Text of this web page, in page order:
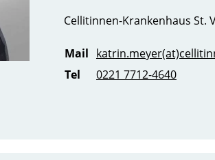
Cellitinnen-Krankenhaus St.
Mail
Tel
0221 7712-4640